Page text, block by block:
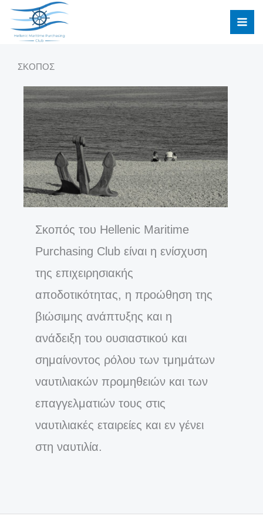
Μετάβαση
περιεχόμενο
ΣΚΟΠΟΣ
Σκοπός του Hellenic Maritime
Purchasing Club είναι η ενίσχυση
της επιχειρησιακής
αποδοτικότητας, η προώθηση της
βιώσιμης ανάπτυξης και η
ανάδειξη του ουσιαστικού και
σημαίνοντος ρόλου των τμημάτων
ναυτιλιακών προμηθειών και των
επαγγελματιών τους στις
ναυτιλιακές εταιρείες και εν γένει
στη ναυτιλία.